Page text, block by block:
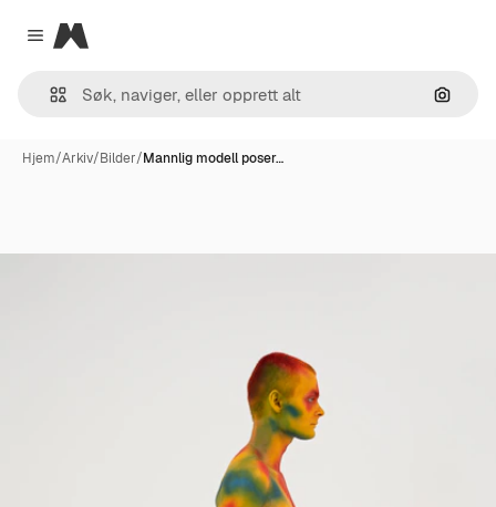
Close menu
Magnific
Søk
Hjem/Arkiv/Bilder/Mannlig modell poser…